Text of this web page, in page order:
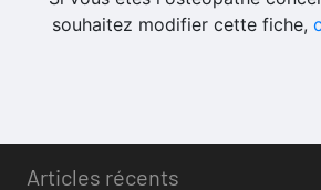
souhaitez modifier cette fiche,
Articles récents